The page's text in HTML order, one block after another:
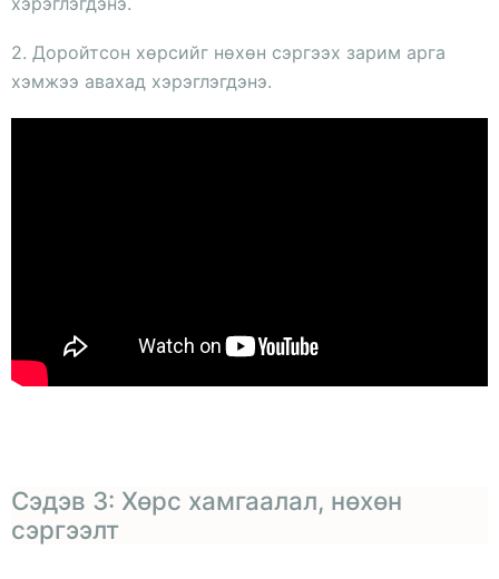
2. Доройтсон хөрсийг нөхөн сэргээх зарим арга
хэмжээ авахад хэрэглэгдэнэ.
Сэдэв 3: Хөрс хамгаалал, нөхөн
сэргээлт